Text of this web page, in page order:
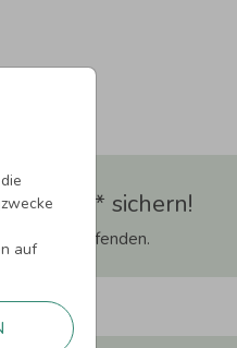
auf
sichern!
dem Laufenden.